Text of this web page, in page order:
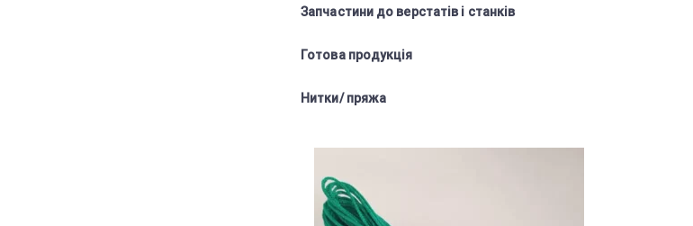
Запчастини до верстатів і станків
Готова продукція
Нитки/ пряжа